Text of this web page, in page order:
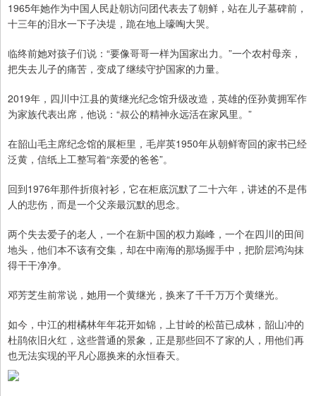
1965年她作为中国人民赴朝访问团代表去了朝鲜，站在儿子墓碑前，
十三年的泪水一下子决堤，跪在地上嚎啕大哭。
临终前她对孩子们说：“要像哥哥一样为国家出力。”一个农村母亲，
把失去儿子的痛苦，变成了继续守护国家的力量。
2019年，四川中江县的黄继光纪念馆升级改造，英雄的侄孙黄拥军作
为家族代表出席，他说：“叔公的精神永远活在家风里。”
在韶山毛主席纪念馆的展柜里，毛岸英1950年从朝鲜寄回的家书已经
泛黄，信纸上工整写着“亲爱的爸爸”。
回到1976年那件折痕衬衫，它在柜底沉默了二十六年，讲述的不是伟
人的悲伤，而是一个父亲最沉默的思念。
两个失去爱子的老人，一个在新中国的权力巅峰，一个在四川的田间
地头，他们本不该有交集，却在中南海的那场握手中，把阶层鸿沟抹
得干干净净。
邓芳芝生前常说，她用一个黄继光，换来了千千万万个黄继光。
如今，中江的柑橘林年年花开如锦，上甘岭的松苗已成林，韶山冲的
杜鹃依旧火红，这些普通的景象，正是那些回不了家的人，用他们再
也无法实现的平凡心愿换来的永恒春天。